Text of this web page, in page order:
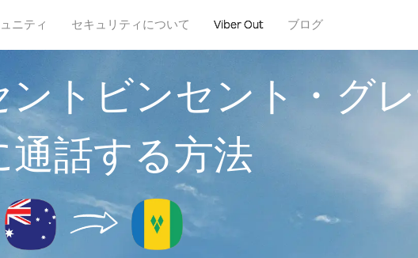
ニティ セキュリティについて Viber Out ブログ
トビンセント・グ
通話する方法